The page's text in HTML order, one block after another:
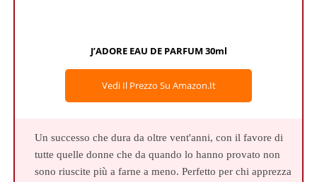
J’ADORE EAU DE PARFUM 30ml
Vedi Il Prezzo Su Amazon.it
Un successo che dura da oltre vent'anni, con il favore di
tutte quelle donne che da quando lo hanno provato non
sono riuscite più a farne a meno. Perfetto per chi apprezza